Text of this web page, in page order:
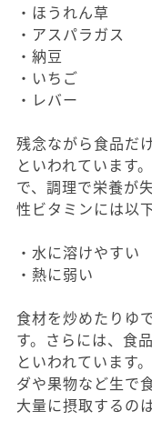
・ほうれん草
・アスパラガス
・納豆
・いちご
・レバー
残念ながら食品だ
といわれています
で、調理で栄養が
性ビタミンには以
・水に溶けやすい
・熱に弱い
食材を炒めたりゆ
す。さらには、食
といわれています
ダや果物など生で
大量に摂取するの